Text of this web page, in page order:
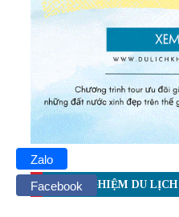
KINH NGHIỆM DU LỊCH
Zalo
Facebook